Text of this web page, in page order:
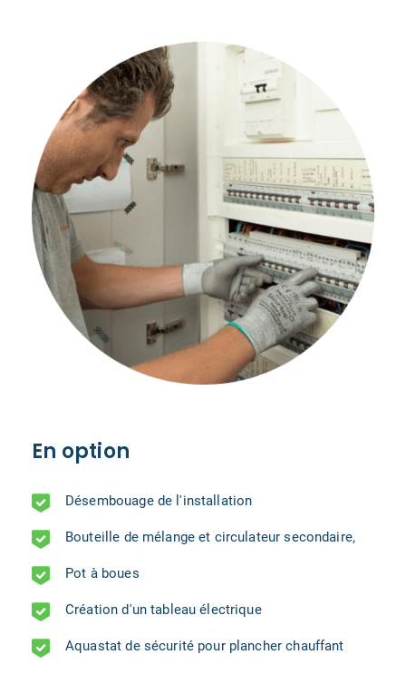
En option
Désembouage de l'installation
Bouteille de mélange et circulateur secondaire,
Pot à boues
Création d'un tableau électrique
Aquastat de sécurité pour plancher chauffant